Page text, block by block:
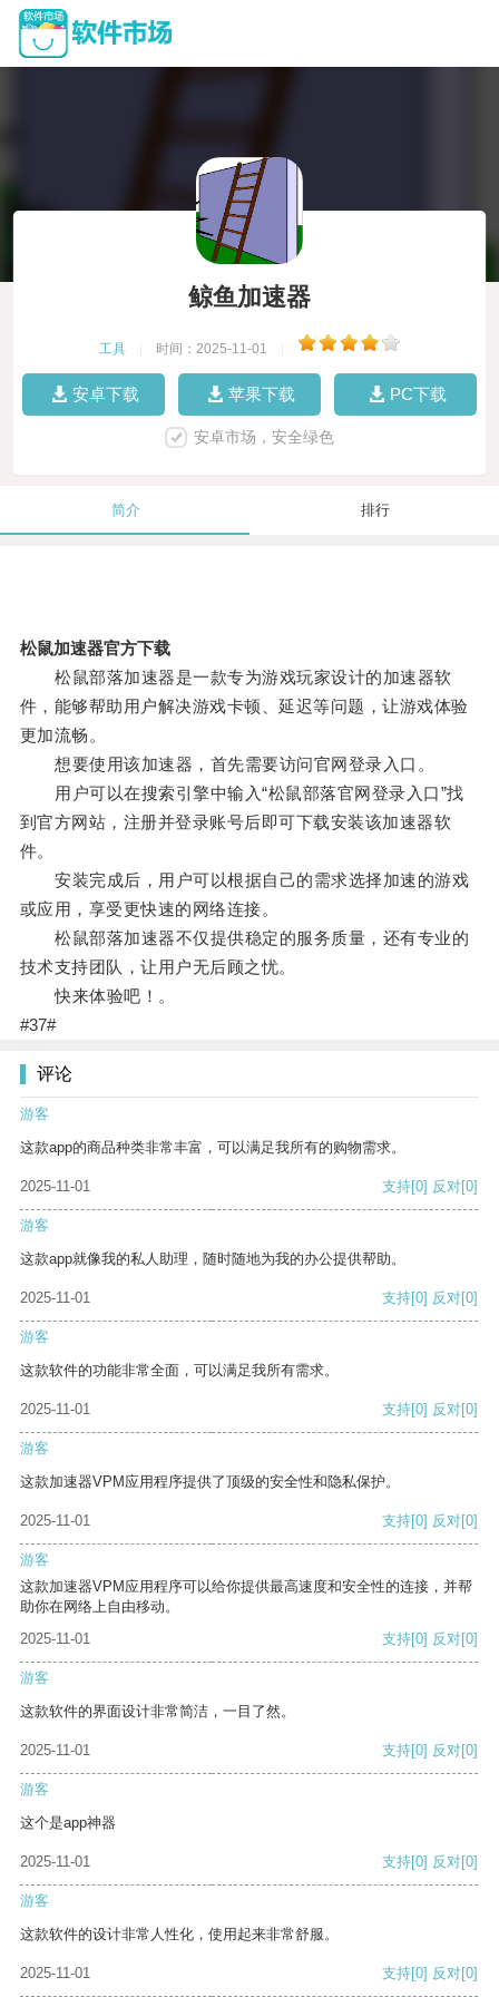
鲸鱼加速器
工具 时间：2025-11-01
安卓下载 苹果下载 PC下载
安卓市场，安全绿色
简介 排行
松鼠加速器官方下载
松鼠部落加速器是一款专为游戏玩家设计的加速器软
件，能够帮助用户解决游戏卡顿、延迟等问题，让游戏体验
更加流畅。
想要使用该加速器，首先需要访问官网登录入口。
用户可以在搜索引擎中输入“松鼠部落官网登录入口”找
到官方网站，注册并登录账号后即可下载安装该加速器软
件。
安装完成后，用户可以根据自己的需求选择加速的游戏
或应用，享受更快速的网络连接。
松鼠部落加速器不仅提供稳定的服务质量，还有专业的
技术支持团队，让用户无后顾之忧。
快来体验吧！。
#37#
评论
游客
这款app的商品种类非常丰富，可以满足我所有的购物需求。
2025-11-01 支持[0] 反对[0]
游客
这款app就像我的私人助理，随时随地为我的办公提供帮助。
2025-11-01 支持[0] 反对[0]
游客
这款软件的功能非常全面，可以满足我所有需求。
2025-11-01 支持[0] 反对[0]
游客
这款加速器VPM应用程序提供了顶级的安全性和隐私保护。
2025-11-01 支持[0] 反对[0]
游客
这款加速器VPM应用程序可以给你提供最高速度和安全性的连接，并帮
助你在网络上自由移动。
2025-11-01
支持[0] 反对[0]
游客
这款软件的界面设计非常简洁，一目了然。
2025-11-01 支持[0] 反对[0]
游客
这个是app神器
2025-11-01 支持[0] 反对[0]
游客
这款软件的设计非常人性化，使用起来非常舒服。
2025-11-01 支持[0] 反对[0]